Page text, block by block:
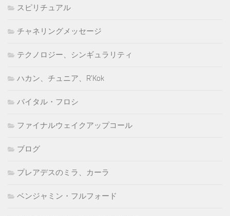
スピリチュアル
チャネリングメッセージ
テクノロジー、シンギュラリティ
ハカン、チュニア、R'Kok
バイタル・フロシ
ファイナルウェイクアップコール
ブログ
プレアデスのミラ、カーラ
ベンジャミン・フルフォード